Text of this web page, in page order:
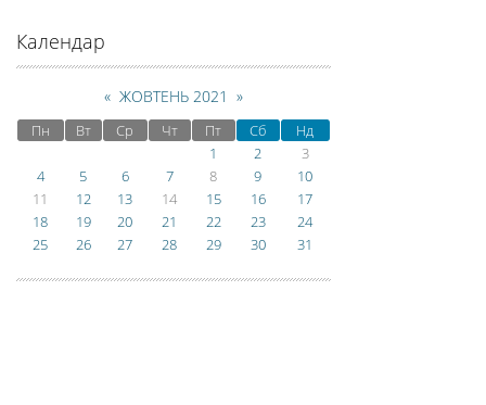
Календар
« ЖОВТЕНЬ 2021 »
Пн Вт Ср Чт Пт Сб
Нд
1
2
3
4
5 6 7 8 9
10
11
12 13 14 15 16
17
18
19 20 21 22 23
24
25
26 27 28 29 30 31